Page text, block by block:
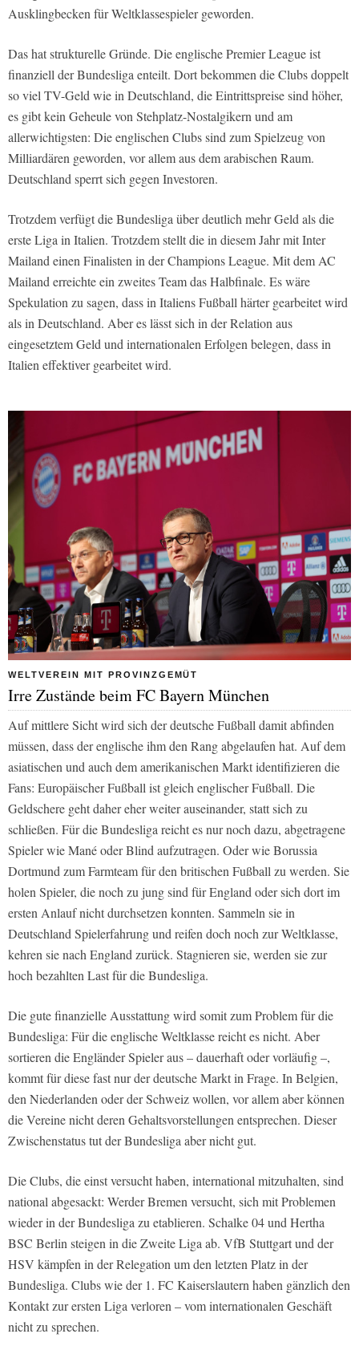
Ausklingbecken für Weltklassespieler geworden.
Das hat strukturelle Gründe. Die englische Premier League ist
finanziell der Bundesliga enteilt. Dort bekommen die Clubs doppelt
so viel TV-Geld wie in Deutschland, die Eintrittspreise sind höher,
es gibt kein Geheule von Stehplatz-Nostalgikern und am
allerwichtigsten: Die englischen Clubs sind zum Spielzeug von
Milliardären geworden, vor allem aus dem arabischen Raum.
Deutschland sperrt sich gegen Investoren.
Trotzdem verfügt die Bundesliga über deutlich mehr Geld als die
erste Liga in Italien. Trotzdem stellt die in diesem Jahr mit Inter
Mailand einen Finalisten in der Champions League. Mit dem AC
Mailand erreichte ein zweites Team das Halbfinale. Es wäre
Spekulation zu sagen, dass in Italiens Fußball härter gearbeitet wird
als in Deutschland. Aber es lässt sich in der Relation aus
eingesetztem Geld und internationalen Erfolgen belegen, dass in
Italien effektiver gearbeitet wird.
WELTVEREIN MIT PROVINZGEMÜT
Irre Zustände beim FC Bayern München
Auf mittlere Sicht wird sich der deutsche Fußball damit abfinden
müssen, dass der englische ihm den Rang abgelaufen hat. Auf dem
asiatischen und auch dem amerikanischen Markt identifizieren die
Fans: Europäischer Fußball ist gleich englischer Fußball. Die
Geldschere geht daher eher weiter auseinander, statt sich zu
schließen. Für die Bundesliga reicht es nur noch dazu, abgetragene
Spieler wie Mané oder Blind aufzutragen. Oder wie Borussia
Dortmund zum Farmteam für den britischen Fußball zu werden. Sie
holen Spieler, die noch zu jung sind für England oder sich dort im
ersten Anlauf nicht durchsetzen konnten. Sammeln sie in
Deutschland Spielerfahrung und reifen doch noch zur Weltklasse,
kehren sie nach England zurück. Stagnieren sie, werden sie zur
hoch bezahlten Last für die Bundesliga.
Die gute finanzielle Ausstattung wird somit zum Problem für die
Bundesliga: Für die englische Weltklasse reicht es nicht. Aber
sortieren die Engländer Spieler aus – dauerhaft oder vorläufig –,
kommt für diese fast nur der deutsche Markt in Frage. In Belgien,
den Niederlanden oder der Schweiz wollen, vor allem aber können
die Vereine nicht deren Gehaltsvorstellungen entsprechen. Dieser
Zwischenstatus tut der Bundesliga aber nicht gut.
Die Clubs, die einst versucht haben, international mitzuhalten, sind
national abgesackt: Werder Bremen versucht, sich mit Problemen
wieder in der Bundesliga zu etablieren. Schalke 04 und Hertha
BSC Berlin steigen in die Zweite Liga ab. VfB Stuttgart und der
HSV kämpfen in der Relegation um den letzten Platz in der
Bundesliga. Clubs wie der 1. FC Kaiserslautern haben gänzlich den
Kontakt zur ersten Liga verloren – vom internationalen Geschäft
nicht zu sprechen.